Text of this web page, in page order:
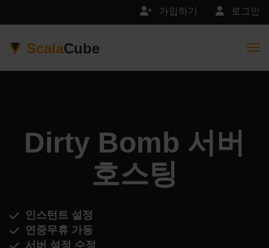
로그인
가입하기
ScalaCube
Dirty Bomb 서버
호스팅
인스턴트 설정
연중무휴 가동
서버 설정 수정